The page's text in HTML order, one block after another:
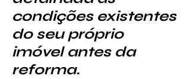
condições existentes
do seu próprio
imóvel antes da
reforma.